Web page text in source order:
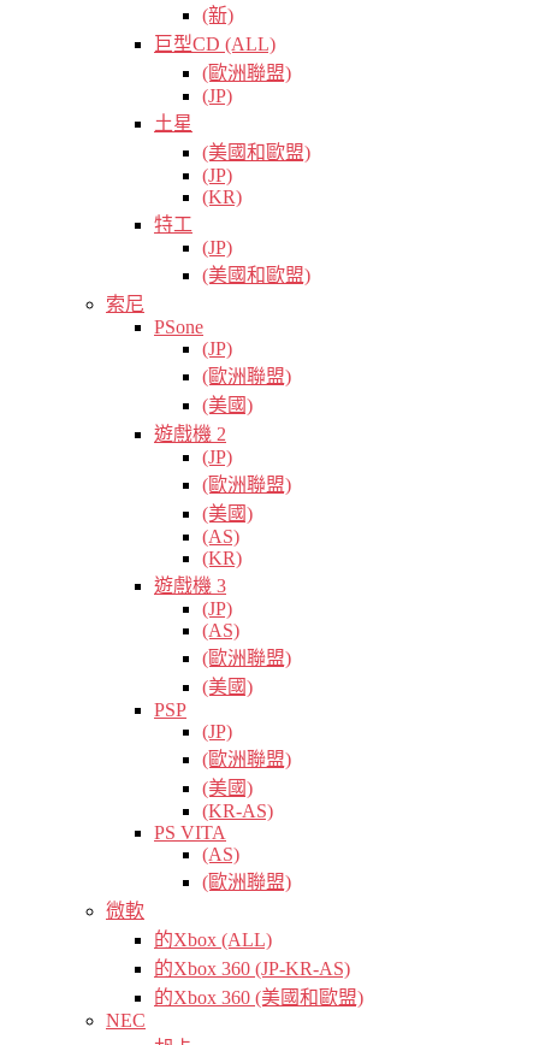
(新)
巨型CD (ALL)
(歐洲聯盟)
(JP)
土星
(美國和歐盟)
(JP)
(KR)
特工
(JP)
(美國和歐盟)
索尼
PSone
(JP)
(歐洲聯盟)
(美國)
遊戲機 2
(JP)
(歐洲聯盟)
(美國)
(AS)
(KR)
遊戲機 3
(JP)
(AS)
(歐洲聯盟)
(美國)
PSP
(JP)
(歐洲聯盟)
(美國)
(KR-AS)
PS VITA
(AS)
(歐洲聯盟)
微軟
的Xbox (ALL)
的Xbox 360 (JP-KR-AS)
的Xbox 360 (美國和歐盟)
NEC